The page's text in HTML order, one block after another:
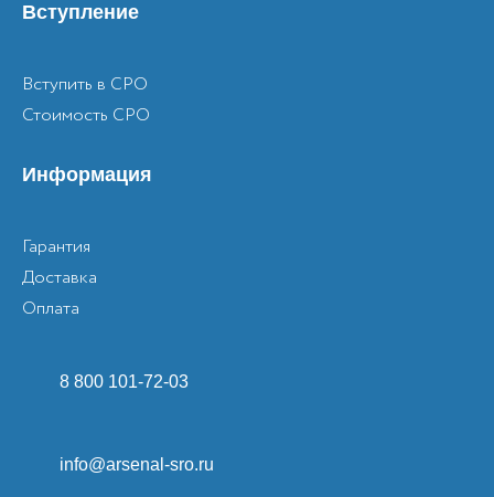
Вступление
Вступить в СРО
Стоимость СРО
Информация
Гарантия
Доставка
Оплата
8 800 101-72-03
info@arsenal-sro.ru